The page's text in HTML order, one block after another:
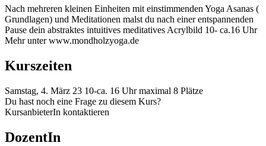
Nach mehreren kleinen Einheiten mit einstimmenden Yoga Asanas (
Grundlagen) und Meditationen malst du nach einer entspannenden
Pause dein abstraktes intuitives meditatives Acrylbild 10- ca.16 Uhr
Mehr unter www.mondholzyoga.de
Kurszeiten
Samstag, 4. März 23 10-ca. 16 Uhr maximal 8 Plätze
Du hast noch eine Frage zu diesem Kurs?
KursanbieterIn kontaktieren
DozentIn